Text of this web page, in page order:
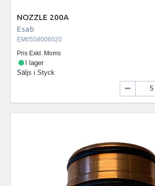
NOZZLE 200A
Esab
EM0558006020
Pris Exkl. Moms
I lager
Säljs i Styck